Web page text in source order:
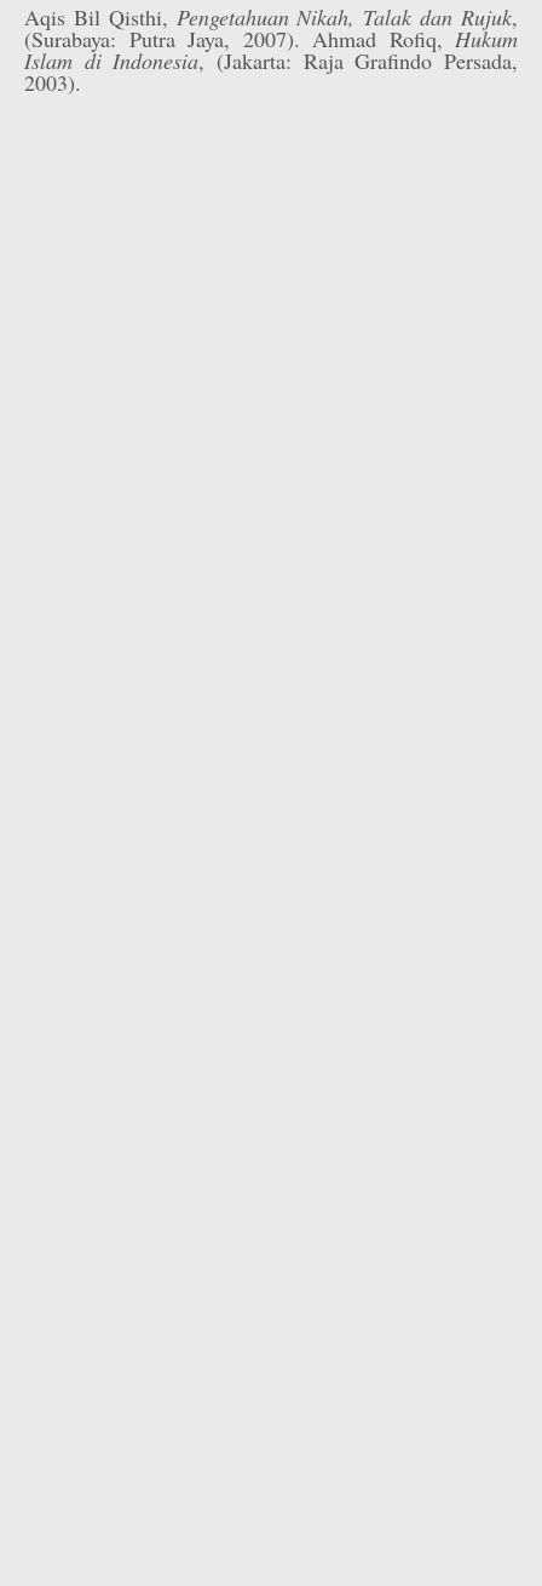
Aqis Bil Qisthi, Pengetahuan Nikah, Talak dan Rujuk,
(Surabaya: Putra Jaya, 2007). Ahmad Rofiq, Hukum
Islam di Indonesia, (Jakarta: Raja Grafindo Persada,
2003).